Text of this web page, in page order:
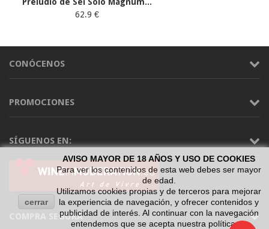
62.9 €
CONÓCENOS
PROMOCIONES
SÍGUENOS EN:
COMPRA SEGURA
cerrar
AVISO MAYOR DE 18 AÑOS Y USO DE COOKIES
Para ver los contenidos de esta web debes ser mayor
de edad.
Utilizamos cookies propias y de terceros para mejorar
la experiencia de navegación, y ofrecer contenidos y
publicidad de interés. Al continuar con la navegación
entendemos que se acepta nuestra política de